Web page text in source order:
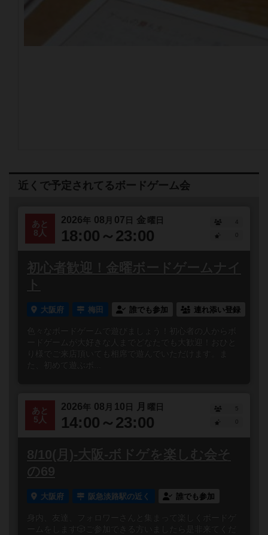
近くで予定されてるボードゲーム会
あと
8人
2026年 08 月 07 日 金曜日
18:00～23:00
4
初心者歓迎！金曜ボードゲームナイ
ト
大阪府 梅田 誰でも参加 連れ添い登録
色々なボードゲームで遊びましょう！初心者の人からボ
ードゲームが大好きな人までどなたでも大歓迎！おひと
り様でご来店頂いても相席で遊んでいただけます。ま
た、初めて遊ぶボ...
あと
5人
2026年 08 月 10 日 月 曜日
14:00～23:00
5
8/10(月)-大阪-ボドゲを楽しむ会そ
の69
大阪府 阪急淡路駅の近く 誰でも参加
身内、友達、フォロワーさんと集まって楽しくボードゲ
ームをします🎲ご参加できる方いましたら是非来てくだ